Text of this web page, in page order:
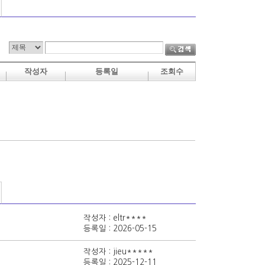
작성자 : eltr****
등록일 : 2026-05-15
작성자 : jieu*****
등록일 : 2025-12-11